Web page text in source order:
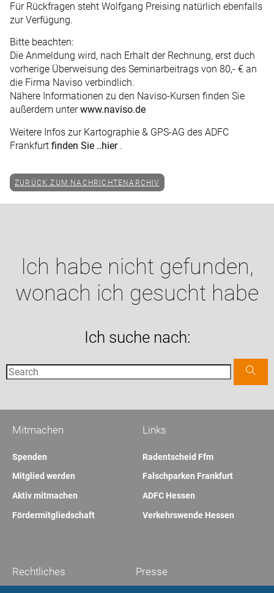
Für Rückfragen steht Wolfgang Preising natürlich ebenfalls
zur Verfügung.
Bitte beachten:
Die Anmeldung wird, nach Erhalt der Rechnung, erst duch
vorherige Überweisung des Seminarbeitrags von 80,- € an
die Firma Naviso verbindlich.
Nähere Informationen zu den Naviso-Kursen finden Sie
außerdem unterwww.naviso.de
Weitere Infos zur Kartographie & GPS-AG des ADFC
Frankfurt finden Sie ..hier .
ZURÜCK ZUM NACHRICHTENARCHIV
Ich habe nicht gefunden,
wonach ich gesucht habe
Ich suche nach:
Links
Radentscheid Ffm
Falschparken Frankfurt
ADFC Hessen
Verkehrswende Hessen
Mitmachen
Spenden
Mitglied werden
Aktiv mitmachen
Fördermitgliedschaft
Presse
Rechtliches